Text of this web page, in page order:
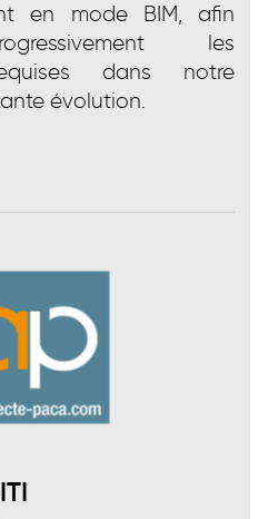
en mode BIM, afin
les
dans notre
évolution.